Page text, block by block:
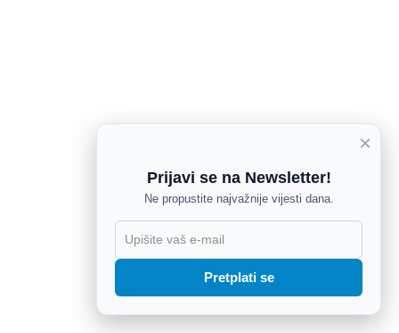
×
Prijavi se na Newsletter!
Ne propustite najvažnije vijesti dana.
Pretplati se